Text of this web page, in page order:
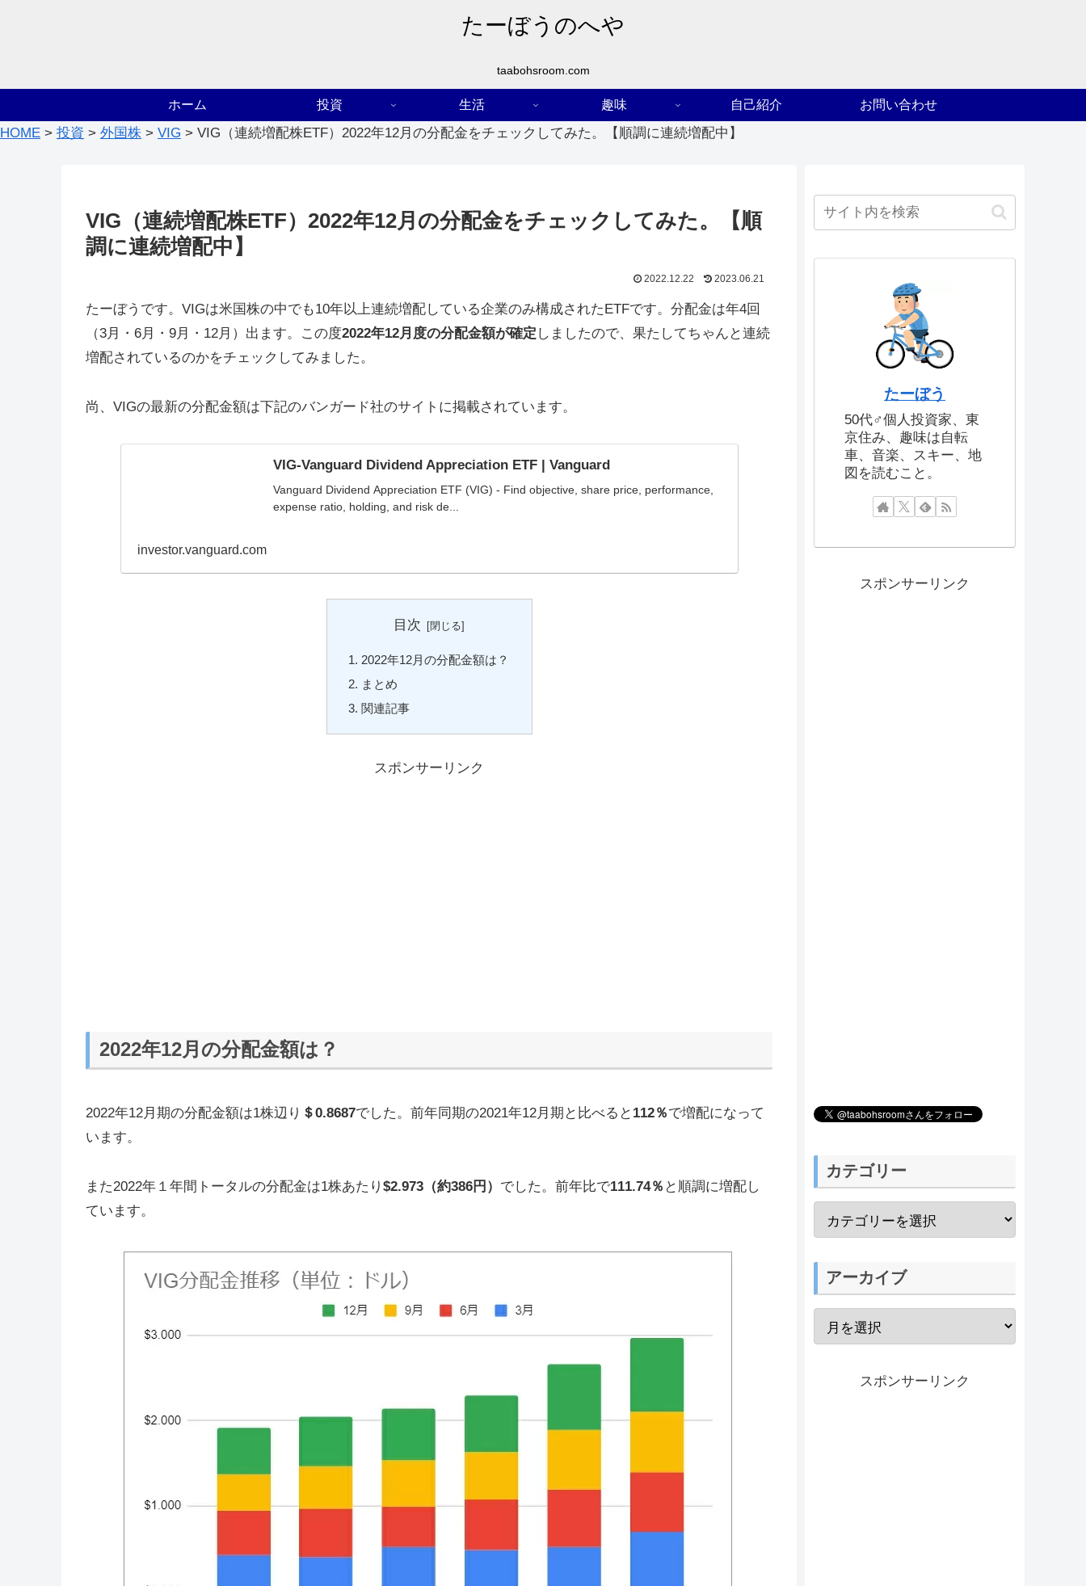
たーぼうのへや
taabohsroom.com
ホーム 投資 生活 趣味 自己紹介 お問い合わせ
HOME > 投資 > 外国株 > VIG > VIG（連続増配株ETF）2022年12月の分配金をチェックしてみた。【順調に連続増配中】
VIG（連続増配株ETF）2022年12月の分配金をチェックしてみた。【順
調に連続増配中】
2022.12.22 2023.06.21
たーぼうです。VIGは米国株の中でも10年以上連続増配している企業のみ構成されたETFです。分配金は年4回
（3月・6月・9月・12月）出ます。この度2022年12月度の分配金額が確定 しましたので、果たしてちゃんと連続
増配されているのかをチェックしてみました。
尚、VIGの最新の分配金額は下記のバンガード社のサイトに掲載されています。
VIG-Vanguard Dividend Appreciation ETF | Vanguard
Vanguard Dividend Appreciation ETF (VIG) - Find objective, share price, performance,
expense ratio, holding, and risk de...
investor.vanguard.com
目次
2022年12月の分配金額は？
まとめ
関連記事
スポンサーリンク
2022年12月の分配金額は？
2022年12月期の分配金額は1株辺り ＄0.8687でした。前年同期の2021年12月期と比べると 112％で増配になって
います。
また2022年１年間トータルの分配金は1株あたり $2.973（約386円） でした。前年比で111.74％ と順調に増配し
ています。
たーぼう
50代♂個人投資家、東
京住み、趣味は自転
車、音楽、スキー、地
図を読むこと。
スポンサーリンク
カテゴリー
アーカイブ
スポンサーリンク